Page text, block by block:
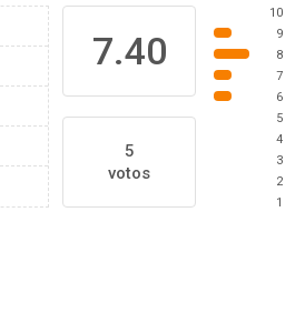
7.40
5
votos
10
9
8
7
6
5
4
3
2
1